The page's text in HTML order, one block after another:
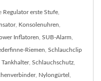
Regulator erste Stufe
, Konsolenuhren
Inflatoren SUB-Alarm
Riemen Schlauchclip
Tankhalter, Schlauchschutz
, Nylongürtel